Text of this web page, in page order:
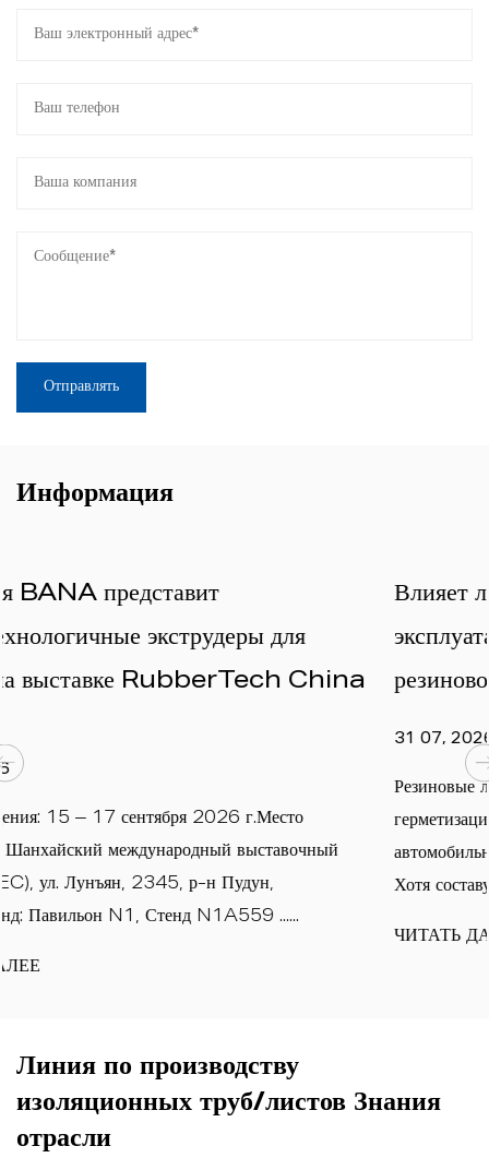
Информация
Влияет ли давление прессования на
эксплуатационные характеристики
резинового листа?
Резиновые листы широко используются в
герметизации, виброизоляции, электрозащите,
автомобильных компонентах и ​​тяжелом
Хотя составу материала и темпе......
Линия по производству
изоляционных труб/листов Знания
отрасли